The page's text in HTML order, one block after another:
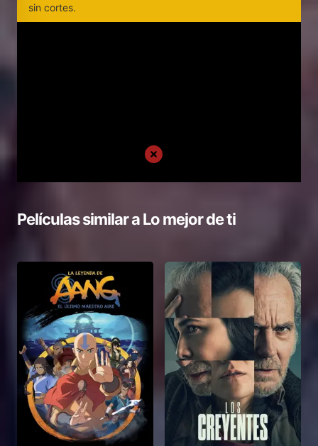
sin cortes.
Películas similar aLo mejor de ti